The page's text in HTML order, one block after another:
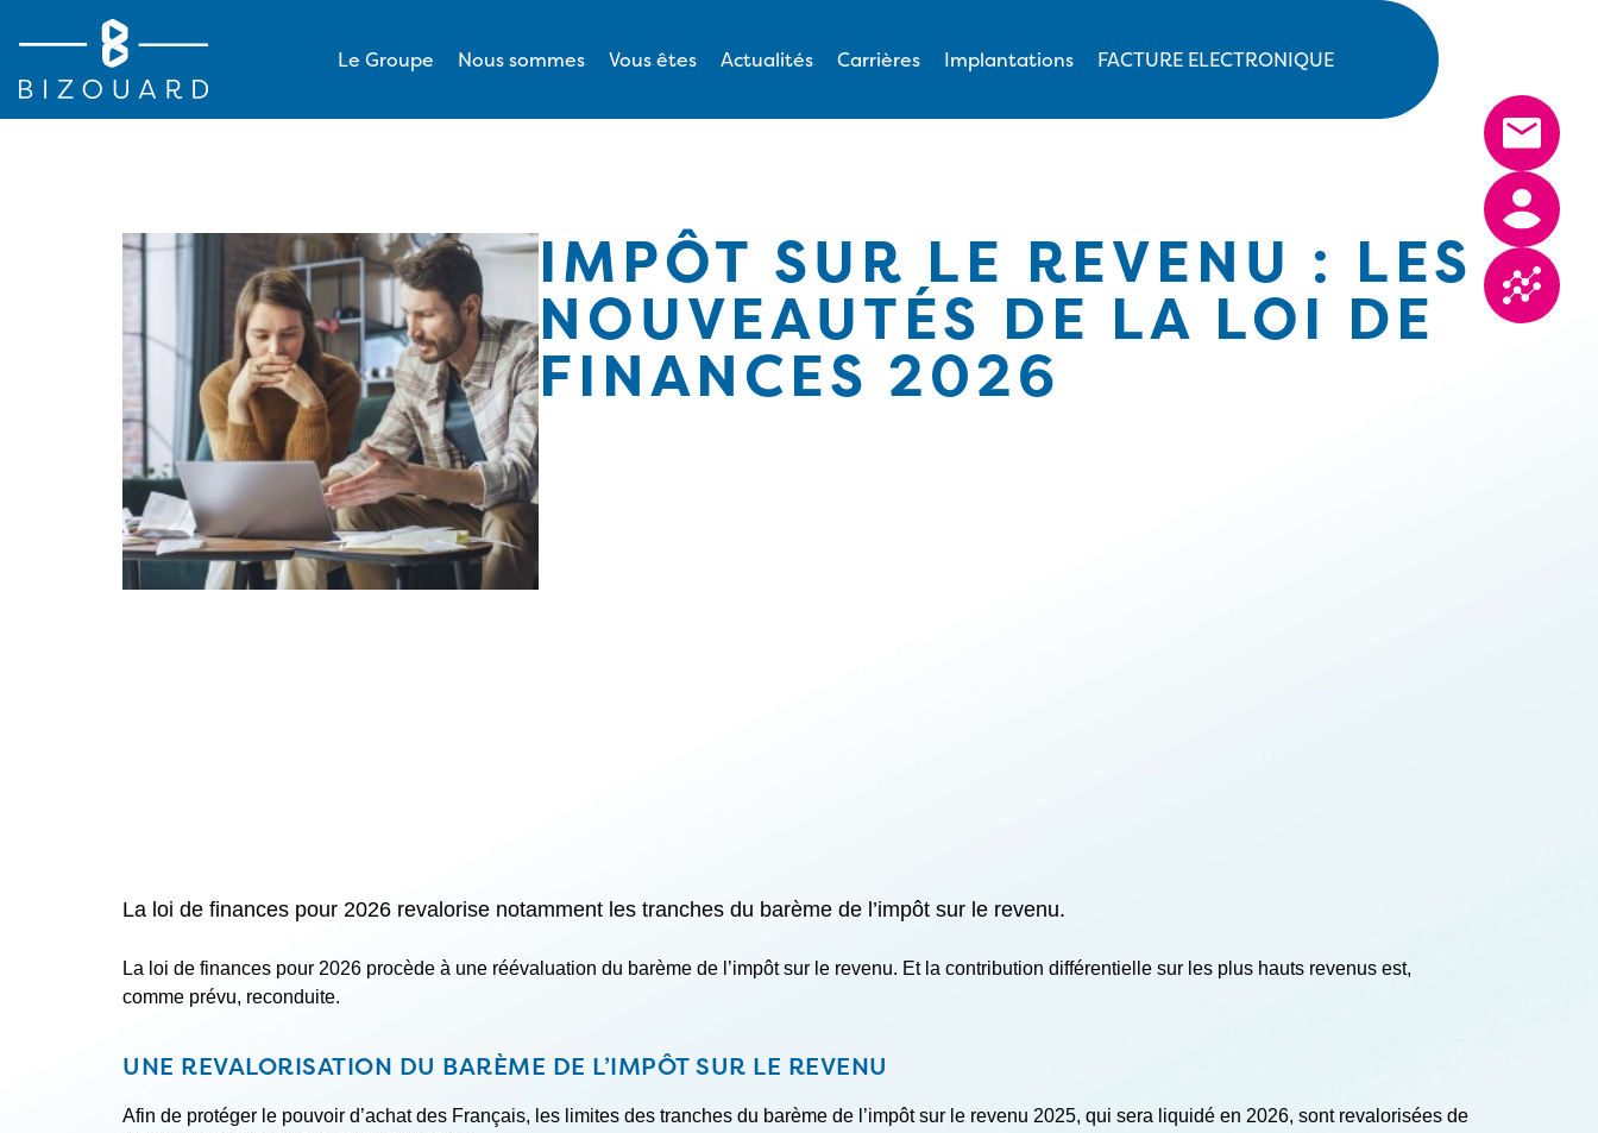
Le Groupe Nous sommes Vous êtes Actualités Carrières Implantations FACTURE ELECTRONIQUE
IMPÔT SUR LE REVENU : LES
NOUVEAUTÉS DE LA LOI DE
FINANCES 2026
La loi de finances pour 2026 revalorise notamment les tranches du barème de l’impôt sur le revenu.
La loi de finances pour 2026 procède à une réévaluation du barème de l’impôt sur le revenu. Et la contribution différentielle sur les plus hauts revenus est,
comme prévu, reconduite.
UNE REVALORISATION DU BARÈME DE L’IMPÔT SUR LE REVENU
Afin de protéger le pouvoir d’achat des Français, les limites des tranches du barème de l’impôt sur le revenu 2025, qui sera liquidé en 2026, sont revalorisées de